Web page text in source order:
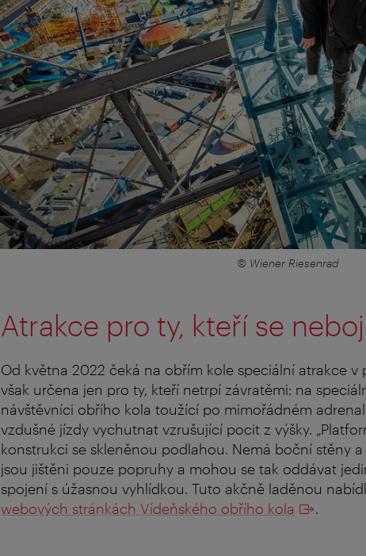
© Wiener Riesenrad
Atrakce pro ty, kteří se
Od května 2022 čeká na obřím kole speciální atrakce v
však určena jen pro ty, kteří netrpí závratěmi: na
návštěvníci obřího kola toužící po mimořádném
vzdušné jízdy vychutnat vzrušující pocit z výšky.
konstrukci se skleněnou podlahou. Nemá boční stěny
jsou jištěni pouze popruhy a mohou se tak oddávat
spojení s úžasnou vyhlídkou. Tuto akčně laděnou
webových stránkách Vídeňského obřího kola
.